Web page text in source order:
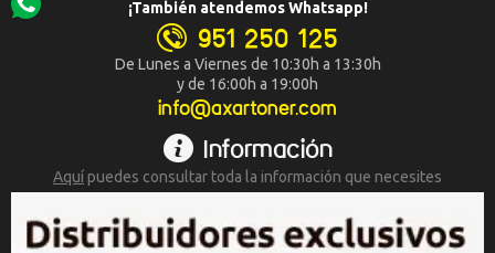
¡También atendemos Whatsapp!
951 250 125
De Lunes a Viernes de 10:30h a 13:30h
y de 16:00h a 19:00h
info@axartoner.com
Información
Aquípuedes consultar toda la información que necesites